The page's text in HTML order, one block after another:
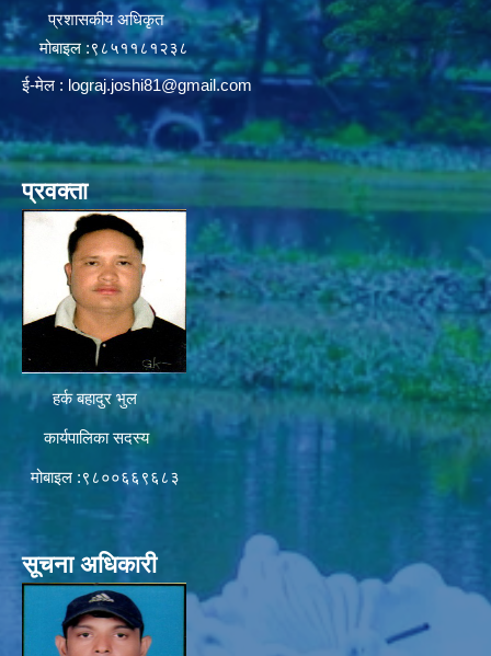
प्रशासकीय अधिकृत
मोबाइल :९८५११८१२३८
ई-मेल : lograj.joshi81@gmail.com
प्रवक्ता
हर्क बहादुर भुल
कार्यपालिका सदस्य
मोबाइल :९८००६६९६८३
सूचना अधिकारी